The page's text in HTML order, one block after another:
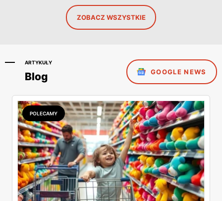
ZOBACZ WSZYSTKIE
ARTYKUŁY
Blog GOOGLE NEWS
POLECAMY